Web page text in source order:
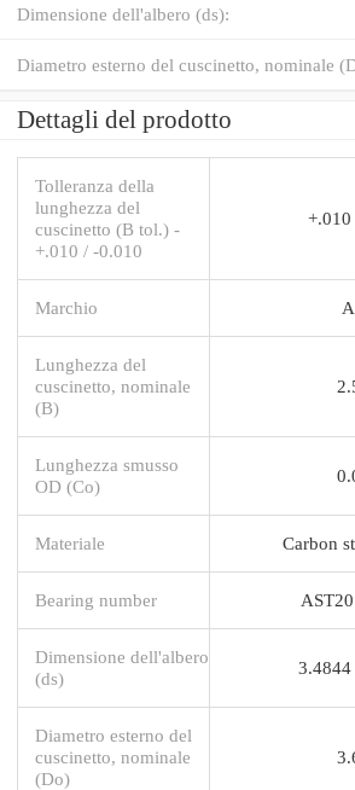
Dimensione dell'albero (ds):
Diametro esterno del cuscinetto, nominale
Dettagli del prodotto
Tolleranza della
lunghezza del
cuscinetto (B tol.) -
+.010 / -0.010
Marchio
Lunghezza del
cuscinetto, nominale
(B)
Lunghezza smusso
OD (Co)
Materiale Carbon
Bearing number
Dimensione dell'albero
(ds)
Diametro esterno del
cuscinetto, nominale
(Do)